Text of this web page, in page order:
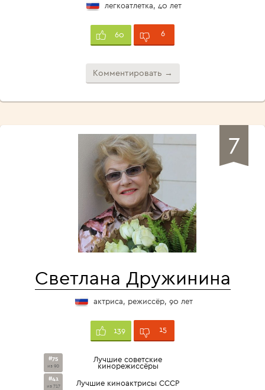
легкоатлетка, 40 лет
60 6
Комментировать →
7
Светлана Дружинина
актриса, режиссёр, 90 лет
139 15
#75
из 90
Лучшие советские
кинорежиссёры
#41
из 717 Лучшие киноактрисы СССР